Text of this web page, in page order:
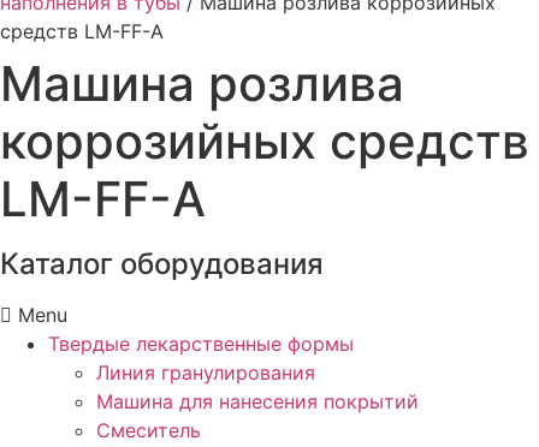
средств LM-FF-A
Машина розлива
коррозийных средств
LM-FF-A
Каталог оборудования
Menu
Твердые лекарственные формы
Линия гранулирования
Машина для нанесения покрытий
Смеситель